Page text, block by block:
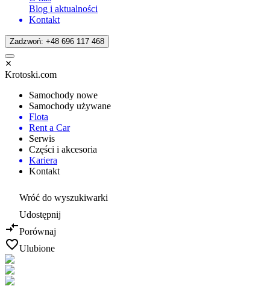
Blog i aktualności
Kontakt
Zadzwoń: +48 696 117 468
Krotoski.com
Samochody nowe
Samochody używane
Flota
Rent a Car
Serwis
Części i akcesoria
Kariera
Kontakt
Wróć do wyszukiwarki
Udostępnij
Porównaj
Ulubione